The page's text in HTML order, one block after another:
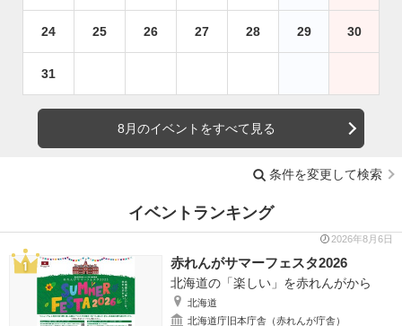
24 25 26 27 28 29 30
31
8月のイベントをすべて見る
条件を変更して検索
イベントランキング
2026年8月6日
赤れんがサマーフェスタ2026
北海道の「楽しい」を赤れんがから
北海道
北海道庁旧本庁舎（赤れんが庁舎）